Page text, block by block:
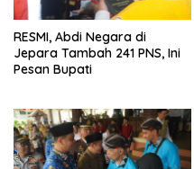
RESMI, Abdi Negara di
Jepara Tambah 241 PNS, Ini
Pesan Bupati